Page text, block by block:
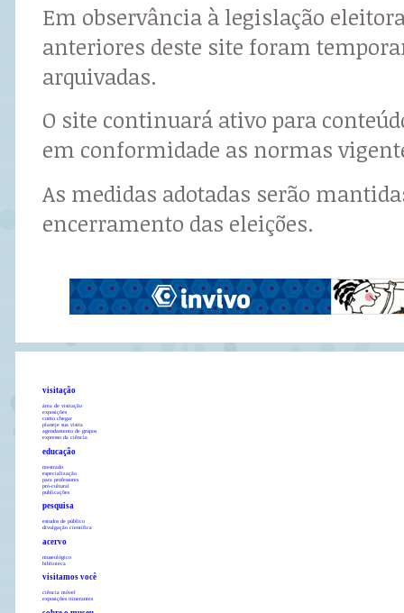
Em observância à legislação
anteriores deste site foram
arquivadas.
O site continuará ativo para
em conformidade as normas
As medidas adotadas serão
encerramento das eleições.
visitação
área de visitação
exposições
como chegar
planeje sua visita
agendamento de grupos
expresso da ciência
educação
mestrado
especialização
para professores
pró-cultural
publicações
pesquisa
estudos de público
divulgação científica
acervo
museológico
biblioteca
visitamos você
ciência móvel
exposições itinerantes